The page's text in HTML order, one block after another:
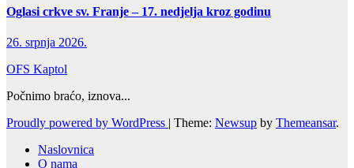
Oglasi crkve sv. Franje – 17. nedjelja kroz godinu
26. srpnja 2026.
OFS Kaptol
Počnimo braćo, iznova...
Proudly powered by WordPress | Theme: Newsup by Themeansar.
Naslovnica
O nama